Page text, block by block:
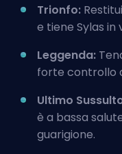
Trionfo:
e tiene Sylas
Leggenda:
forte controllo
Ultimo
è a bassa
guarigione.